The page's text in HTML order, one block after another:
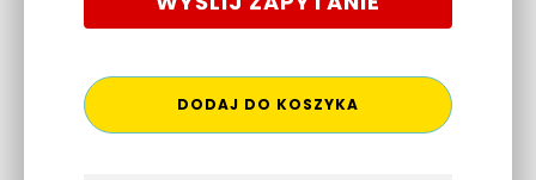
DODAJ DO KOSZYKA